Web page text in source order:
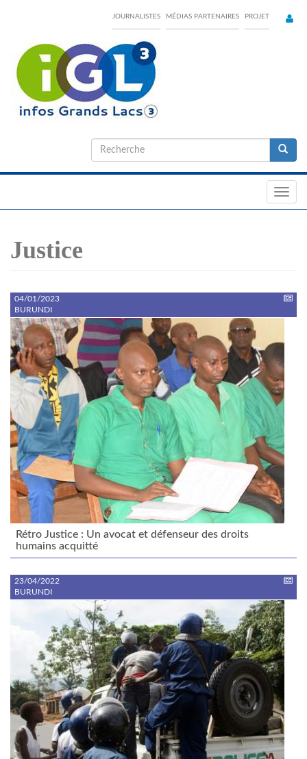
content
JOURNALISTES MÉDIAS PARTENAIRES PROJET
Formulaire
de
Justice
04/01/2023
BURUNDI
Rétro Justice : Un avocat et défenseur des droits
humains acquitté
23/04/2022
BURUNDI